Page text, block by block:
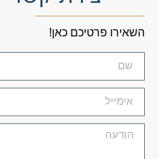
השאירו פרטיכם כאן!